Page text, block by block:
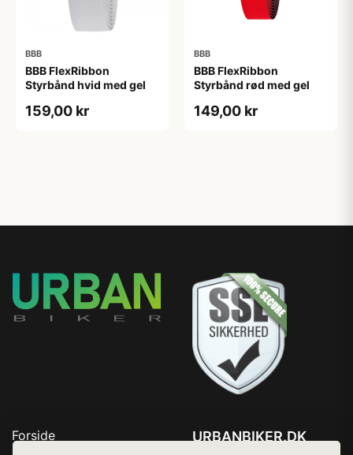
BBB
BBB FlexRibbon
Styrbånd hvid med gel
159,00 kr
BBB
BBB FlexRibbon
Styrbånd rød med gel
149,00 kr
Forside
URBANBIKER.DK